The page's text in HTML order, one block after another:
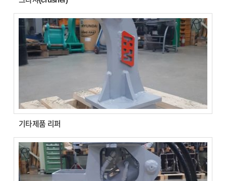
기타제품 리퍼